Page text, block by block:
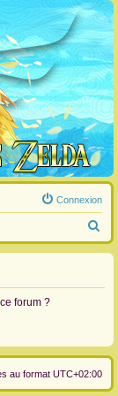
Connexion
e
h
h
forum ?
au format UTC+02:00